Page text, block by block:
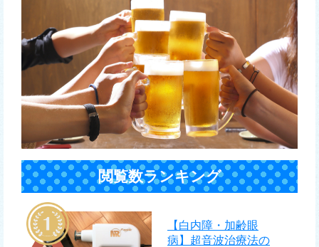
閲覧数ランキング
【白内障・加齢眼
病】超音波治療法の